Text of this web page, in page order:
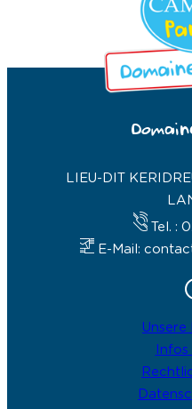
LIEU-DIT
Tel. :
E-Mail: